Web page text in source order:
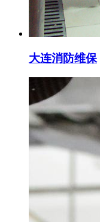
大连消防维保